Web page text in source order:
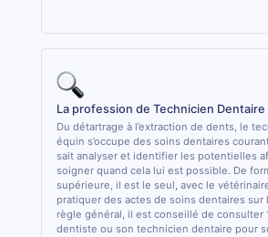
La profession de Technicien Dentaire
Du détartrage à l’extraction de dents, le
équin s’occupe des soins dentaires
sait analyser et identifier les potentielles
soigner quand cela lui est possible. De
supérieure, il est le seul, avec le
pratiquer des actes de soins dentaires sur
règle général, il est conseillé de consulter
dentiste ou son technicien dentaire pour